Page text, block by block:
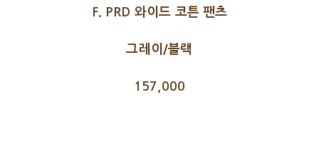
F. PRD 와이드 코튼 팬츠
그레이/블랙
157,000